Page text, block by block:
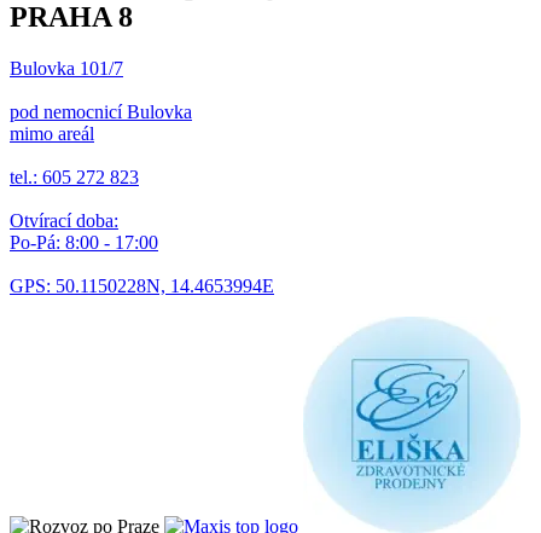
PRAHA 8
Bulovka 101/7
pod nemocnicí Bulovka
mimo areál
tel.: 605 272 823
Otvírací doba:
Po-Pá: 8:00 - 17:00
GPS: 50.1150228N, 14.4653994E